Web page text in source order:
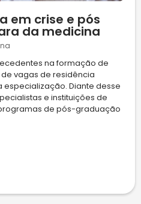
em crise e pós
da medicina
na formação de
vagas de residência
Diante desse
e instituições de
de pós-graduação